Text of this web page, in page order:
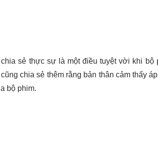
sẻ thực sự là một điều tuyệt vời khi bộ
chia sẻ thêm rằng bản thân cảm thấy
bộ phim.